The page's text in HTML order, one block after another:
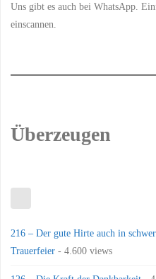
Uns gibt es auch bei WhatsApp.
einscannen.
Überzeugen
216 – Der gute Hirte auch in
Trauerfeier - 4.600 views